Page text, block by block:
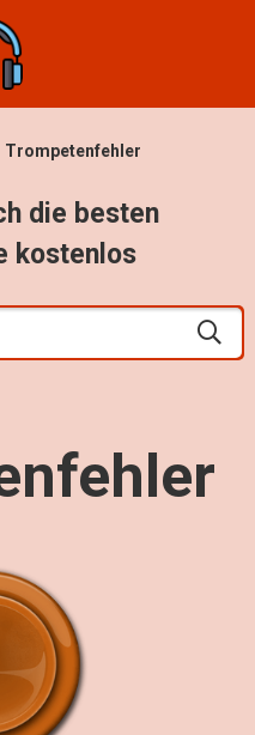
Trompetenfehler
die besten
kostenlos